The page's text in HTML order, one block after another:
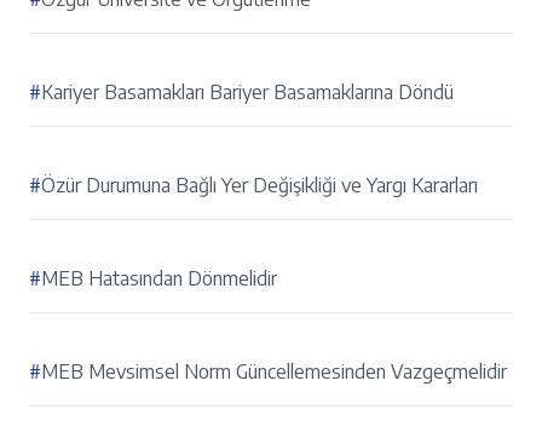
#Kariyer Basamakları Bariyer Basamaklarına Döndü
#Özür Durumuna Bağlı Yer Değişikliği ve Yargı Kararları
#MEB Hatasından Dönmelidir
#MEB Mevsimsel Norm Güncellemesinden Vazgeçmelidir